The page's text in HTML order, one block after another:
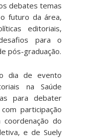
debates temas
futuro da área,
editoriais,
para o
pós-graduação.
dia de evento
na Saúde
para debater
participação
coordenação do
e de Suely